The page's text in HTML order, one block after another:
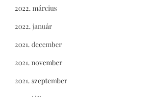
2022. március
2022. január
2021. december
2021. november
2021. szeptember